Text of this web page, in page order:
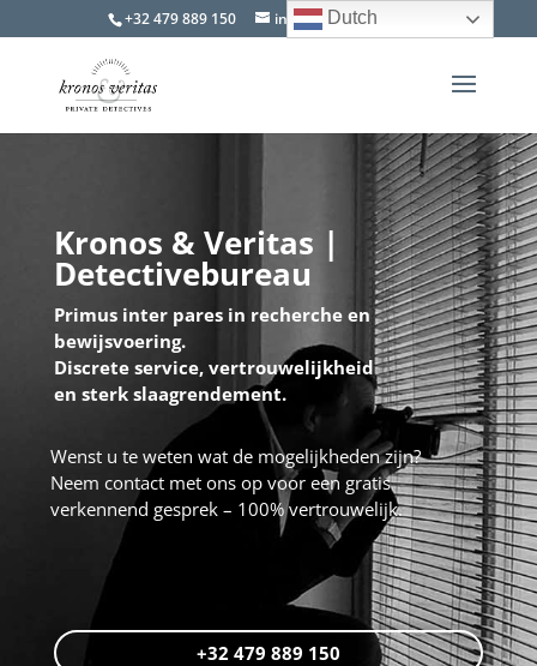
+32 479 889 150 info@kevdetectives.be
Kronos & Veritas |
Detectivebureau
Primus inter pares in recherche en
bewijsvoering.
Discrete service, vertrouwelijkheid
en sterk slaagrendement.
Wenst u te weten wat de mogelijkheden zijn?
Neem contact met ons op voor een gratis
verkennend gesprek – 100% vertrouwelijk.
+32 479 889 150
Dutch